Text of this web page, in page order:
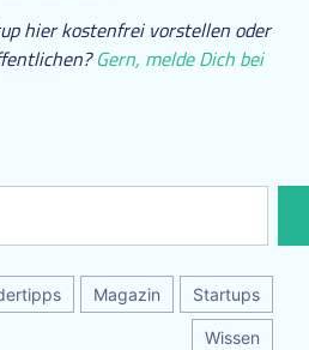
hier kostenfrei vorstellen oder
Gern, melde Dich bei
Magazin Startups
Wissen